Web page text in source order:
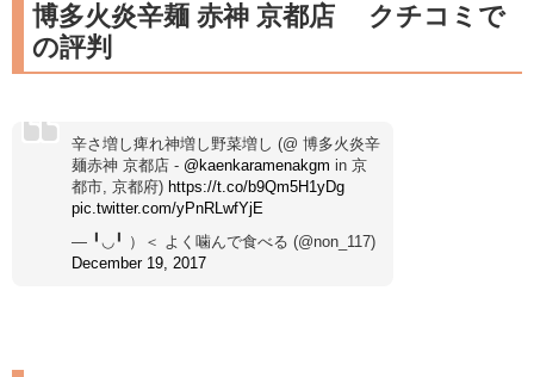
博多火炎辛麺 赤神 京都店 クチコミで
の評判
辛さ増し痺れ神増し野菜増し (@ 博多火炎辛
麺赤神 京都店 - @kaenkaramenakgm in 京
都市, 京都府) https://t.co/b9Qm5H1yDg
pic.twitter.com/yPnRLwfYjE
— ╹◡╹ ）＜ よく噛んで食べる (@non_117)
December 19, 2017